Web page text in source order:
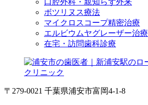
口腔外科・親知らず外来
ボツリヌス療法
マイクロスコープ精密治療
エルビウムヤグレーザー治療
在宅・訪問歯科診療
〒279-0021 千葉県浦安市富岡4-1-8